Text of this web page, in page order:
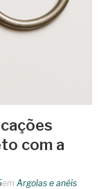
com a
em Argolas e anéis